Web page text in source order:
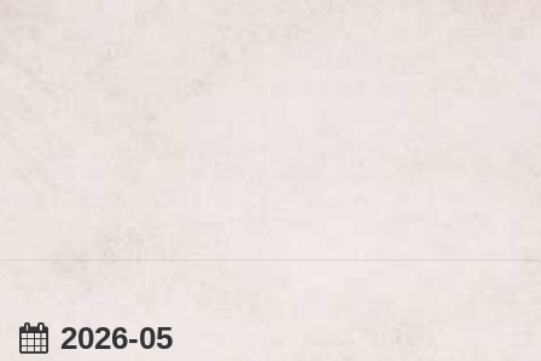
2026-05